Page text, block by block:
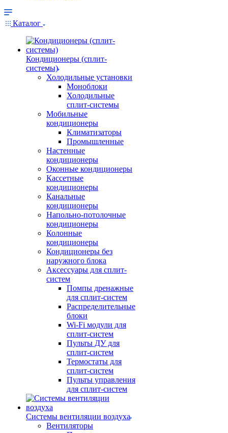
Каталог
Кондиционеры (сплит-
системы)
Холодильные установки
Моноблоки
Холодильные
сплит-системы
Мобильные
кондиционеры
Климатизаторы
Промышленные
Настенные
кондиционеры
Оконные кондиционеры
Кассетные
кондиционеры
Канальные
кондиционеры
Напольно-потолочные
кондиционеры
Колонные
кондиционеры
Кондиционеры без
наружного блока
Аксессуары для сплит-
систем
Помпы дренажные
для сплит-систем
Распределительные
блоки
Wi-Fi модули для
сплит-систем
Пульты ДУ для
сплит-систем
Термостаты для
сплит-систем
Пульты управления
для сплит-систем
Системы вентиляции воздуха
Вентиляторы